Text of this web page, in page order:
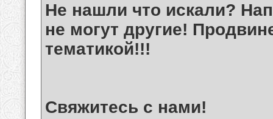
Не нашли что искали?
не могут другие!
тематикой!!!
Свяжитесь с нами!